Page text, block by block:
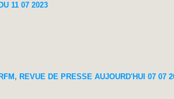
11 07 2023
REVUE DE PRESSE AUJOURD'HUI 07 07